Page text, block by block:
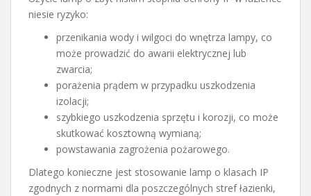
niesie ryzyko:
przenikania wody i wilgoci do wnętrza lampy, co
może prowadzić do awarii elektrycznej lub
zwarcia;
porażenia prądem w przypadku uszkodzenia
izolacji;
szybkiego uszkodzenia sprzętu i korozji, co może
skutkować kosztowną wymianą;
powstawania zagrożenia pożarowego.
Dlatego konieczne jest stosowanie lamp o klasach IP
zgodnych z normami dla poszczególnych stref łazienki,